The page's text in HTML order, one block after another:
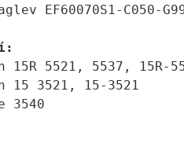
EF60070S1-C050-
5521, 5537, 15R-
3521, 15-3521
3540